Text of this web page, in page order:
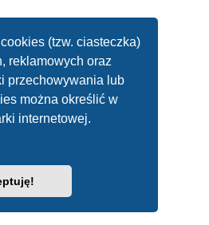
(tzw. ciasteczka)
reklamowych oraz
przechowywania lub
można określić w
internetowej.